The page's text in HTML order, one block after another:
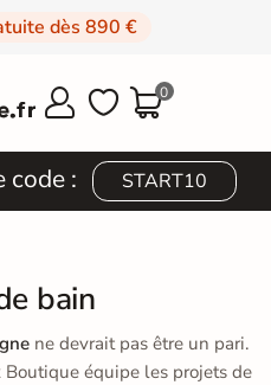
dès 890 €
  0
code : START10
bain
ne devrait pas être un pari.
équipe les projets de